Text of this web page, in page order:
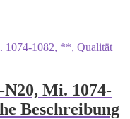
Mi. 1074-
Beschreibung